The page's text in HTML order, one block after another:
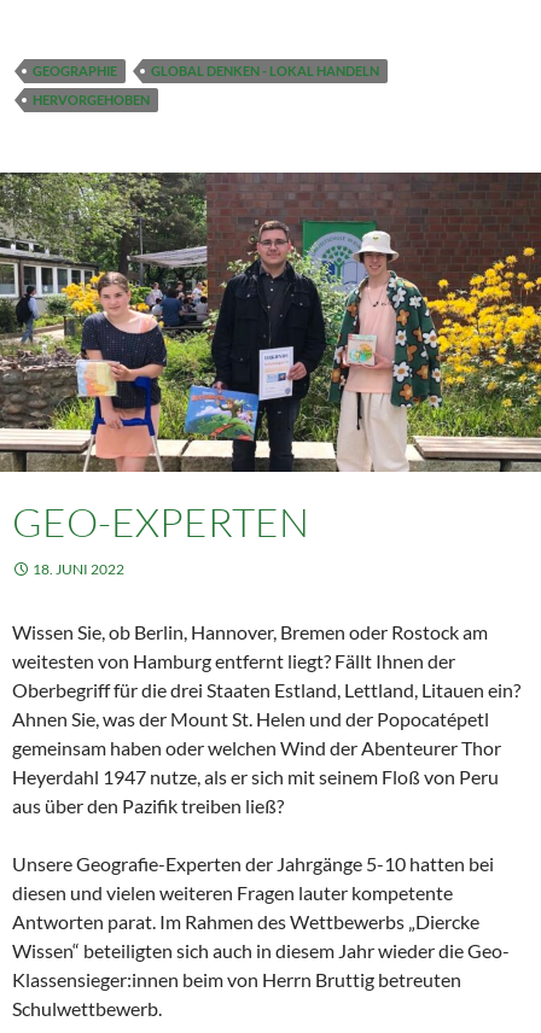
GEOGRAPHIE
GLOBAL DENKEN - LOKAL HANDELN
HERVORGEHOBEN
GEO-EXPERTEN
18. JUNI 2022
Wissen Sie, ob Berlin, Hannover, Bremen oder Rostock am
weitesten von Hamburg entfernt liegt? Fällt Ihnen der
Oberbegriff für die drei Staaten Estland, Lettland, Litauen ein?
Ahnen Sie, was der Mount St. Helen und der Popocatépetl
gemeinsam haben oder welchen Wind der Abenteurer Thor
Heyerdahl 1947 nutze, als er sich mit seinem Floß von Peru
aus über den Pazifik treiben ließ?
Unsere Geografie-Experten der Jahrgänge 5-10 hatten bei
diesen und vielen weiteren Fragen lauter kompetente
Antworten parat. Im Rahmen des Wettbewerbs „Diercke
Wissen“ beteiligten sich auch in diesem Jahr wieder die Geo-
Klassensieger:innen beim von Herrn Bruttig betreuten
Schulwettbewerb.